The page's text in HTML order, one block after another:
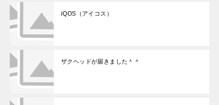
iQOS（アイコス）
ザクヘッドが届きました＾＾